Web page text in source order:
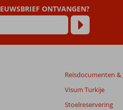
ONTVANGEN?
Reisdocumenten
Visum Turkije
Stoelreservering